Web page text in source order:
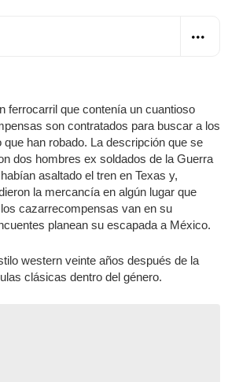
ferrocarril que contenía un cuantioso
son contratados para buscar a los
han robado. La descripción que se
dos hombres ex soldados de la Guerra
asaltado el tren en Texas y,
la mercancía en algún lugar que
cazarrecompensas van en su
planean su escapada a México.
western veinte años después de la
clásicas dentro del género.